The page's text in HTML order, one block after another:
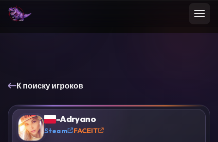
К поиску игроков
? -Adryano
Steam FACEIT